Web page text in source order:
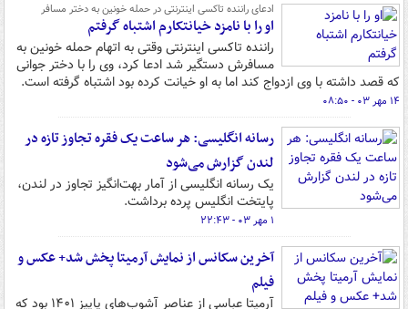
ادعای راننده تاکسی اینترنتی در حمله خونین به دختر مسافر
او را با نامزد خیانتکارم اشتباه گرفتم
راننده تاکسی اینترنتی وقتی به اتهام حمله خونین به
مسافرش دستگیر شد ادعا کرد، وی را با دختر جوانی
که قصد داشته با وی ازدواج کند اما به او خیانت کرده بود اشتباه گرفته است.
۱۴ مهر ۰۳ - ۰۸:۵۰
رسانه انگلیسی: هر ساعت یک فقره تجاوز تازه در
لندن گزارش می‌شود
یک رسانه انگلیسی از آمار بهت‌انگیز تجاوز در لندن،
پایتخت انگلیس پرده برداشت.
۱ مهر ۰۳ - ۲۲:۴۳
آخرین سکانس از نمایش آرمیتا پخش شد+ عکس و
فیلم
آرمیتا عباسی از عناصر آشوب‌های پاییز ۱۴۰۱ بود که